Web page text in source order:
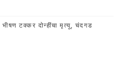
भीषण टक्कर दोन्हींचा मृत्यू, चंदगड